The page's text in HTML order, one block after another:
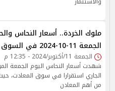
ملوك الخردة.. أسعار النحاس
الجمعة 11-10-2024 في السوق
الجمعة 11/أكتوبر/2024 - 12:35 م
الجاري استقرارا في سوق المعادت،
من أهم المعادن